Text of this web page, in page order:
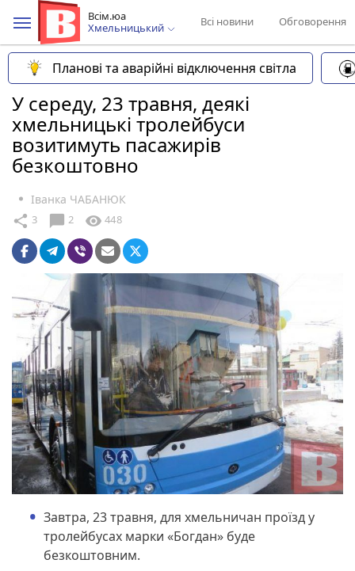
Всім.юа
Хмельницький
Всі новини Обговорення
Планові та аварійні відключення світла
У середу, 23 травня, деякі
хмельницькі тролейбуси
возитимуть пасажирів
безкоштовно
Іванка ЧАБАНЮК
share 3 chat_bubble 2 visibility 448
Завтра, 23 травня, для хмельничан проїзд у
тролейбусах марки «Богдан» буде
безкоштовним.